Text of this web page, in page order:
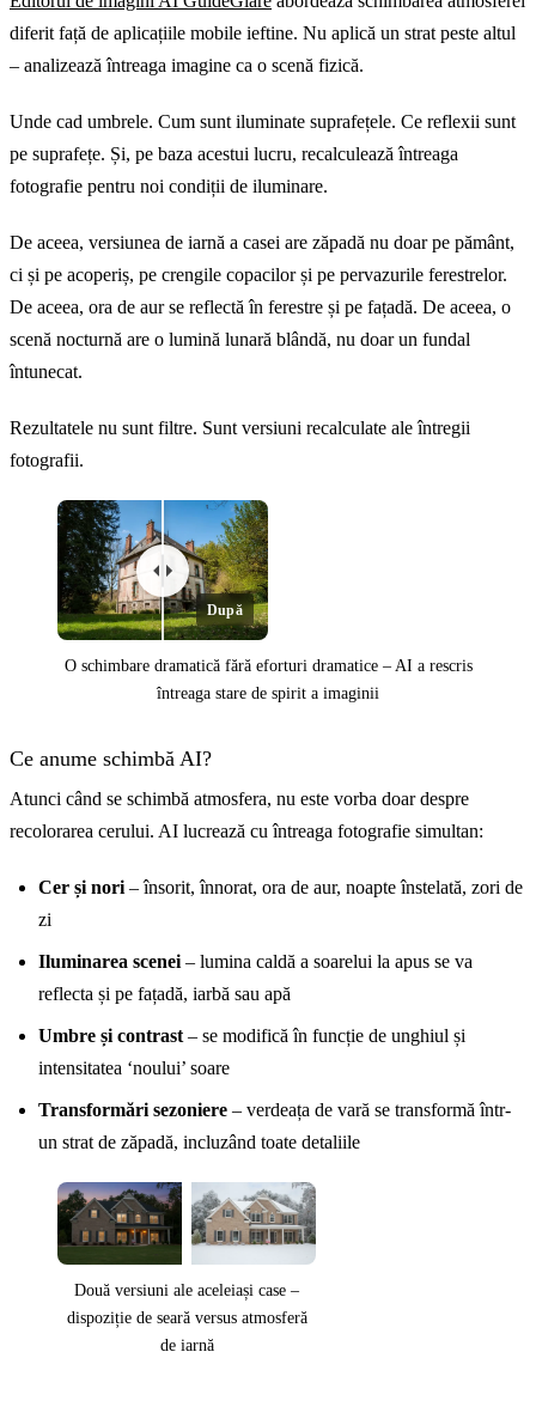
diferit față de aplicațiile mobile ieftine. Nu aplică un strat peste altul
– analizează întreaga imagine ca o scenă fizică.
Unde cad umbrele. Cum sunt iluminate suprafețele. Ce reflexii sunt
pe suprafețe. Și, pe baza acestui lucru, recalculează întreaga
fotografie pentru noi condiții de iluminare.
De aceea, versiunea de iarnă a casei are zăpadă nu doar pe pământ,
ci și pe acoperiș, pe crengile copacilor și pe pervazurile ferestrelor.
De aceea, ora de aur se reflectă în ferestre și pe fațadă. De aceea, o
scenă nocturnă are o lumină lunară blândă, nu doar un fundal
întunecat.
Rezultatele nu sunt filtre. Sunt versiuni recalculate ale întregii
fotografii.
Înainte
După
O schimbare dramatică fără eforturi dramatice – AI a rescris
întreaga stare de spirit a imaginii
Ce anume schimbă AI?
Atunci când se schimbă atmosfera, nu este vorba doar despre
recolorarea cerului. AI lucrează cu întreaga fotografie simultan:
Cer și nori – însorit, înnorat, ora de aur, noapte înstelată, zori de
zi
Iluminarea scenei – lumina caldă a soarelui la apus se va
reflecta și pe fațadă, iarbă sau apă
Umbre și contrast – se modifică în funcție de unghiul și
intensitatea ‘noului’ soare
Transformări sezoniere – verdeața de vară se transformă într-
un strat de zăpadă, incluzând toate detaliile
Două versiuni ale aceleiași case –
dispoziție de seară versus atmosferă
de iarnă